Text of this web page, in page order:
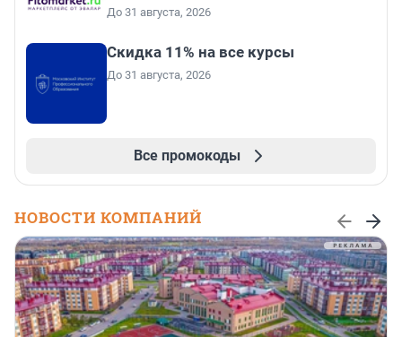
До 31 августа, 2026
Скидка 11% на все курсы
До 31 августа, 2026
Все промокоды
НОВОСТИ КОМПАНИЙ